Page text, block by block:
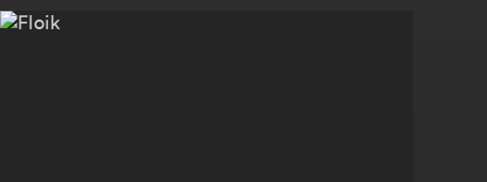
Team oder deine Kunden nur mit den